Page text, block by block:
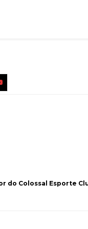
do Colossal Esporte